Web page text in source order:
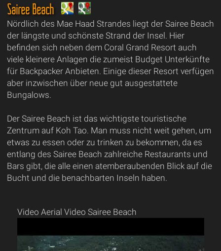
Sairee Beach
Nördlich des Mae Haad Strandes liegt der Sairee Beach
der längste und schönste Strand der Insel. Hier
befinden sich neben dem Coral Grand Resort auch
viele kleinere Anlagen die zumeist Budget Unterkünfte
für Backpacker Anbieten. Einige dieser Resort verfügen
aber inzwischen über neue gut ausgestattete
Bungalows.
Der Sairee Beach ist das wichtigste touristische
Zentrum auf Koh Tao. Man muss nicht weit gehen, um
etwas zu essen oder zu trinken zu bekommen, da es
entlang des Sairee Beach zahlreiche Restaurants und
Bars gibt, die alle einen atemberaubenden Blick auf die
Bucht und die benachbarten Inseln haben.
Video Aerial Video Sairee Beach